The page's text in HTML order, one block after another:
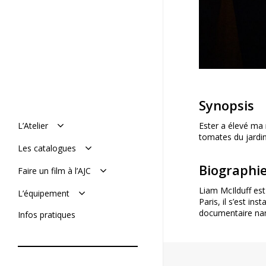
L’Atelier
Manifeste
Histoire : de 1977 à aujourd’hui
L’équipe
Mémoires de l’AJC
Les catalogues
Le catalogue en ligne
Le catalogue vimeo
Faire un film à l’AJC
Soumettre un projet
L’équipement
De tournage
De post-production
Infos pratiques
Synopsis
Ester a élevé
tomates du
Liam McIlduff
Paris, il s’est
documentaire